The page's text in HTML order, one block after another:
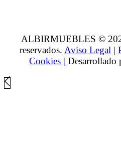
ALBIRMUEBLES ©
reservados. Aviso Legal |
Cookies | Desarrollado